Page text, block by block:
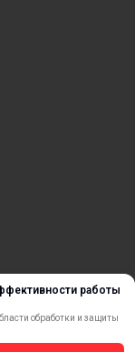
работы
обработки и защиты